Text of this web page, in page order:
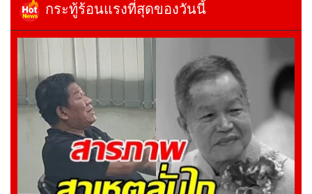
กระทู้ร้อนแรงที่สุดของวันนี้